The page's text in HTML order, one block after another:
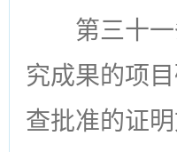
第三十
究成果的项
查批准的证明